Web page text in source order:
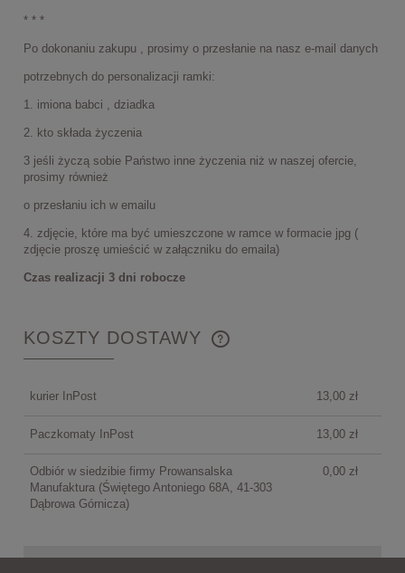
* * *
Po dokonaniu zakupu , prosimy o przesłanie na nasz e-mail danych
potrzebnych do personalizacji ramki:
1. imiona babci , dziadka
2. kto składa życzenia
3 jeśli życzą sobie Państwo inne życzenia niż w naszej ofercie,
prosimy również
o przesłaniu ich w emailu
4. zdjęcie, które ma być umieszczone w ramce w formacie jpg (
zdjęcie proszę umieścić w załączniku do emaila)
Czas realizacji 3 dni robocze
KOSZTY DOSTAWY
CENA NIE ZAWIERA EWENTUALNYCH KOSZTÓW
kurier InPost 13,00 zł
Paczkomaty InPost 13,00 zł
Odbiór w siedzibie firmy Prowansalska
Manufaktura(Świętego Antoniego 68A, 41-303
Dąbrowa Górnicza)
0,00 zł